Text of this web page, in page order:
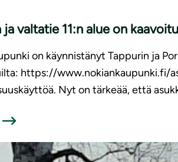
ja valtatie 11:n alue on
on käynnistänyt Tappurin ja
https://www.nokiankaupunki.fi/
Nyt on tärkeää, että